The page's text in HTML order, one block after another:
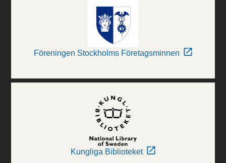
Föreningen Stockholms Företagsminnen
Kungliga Biblioteket